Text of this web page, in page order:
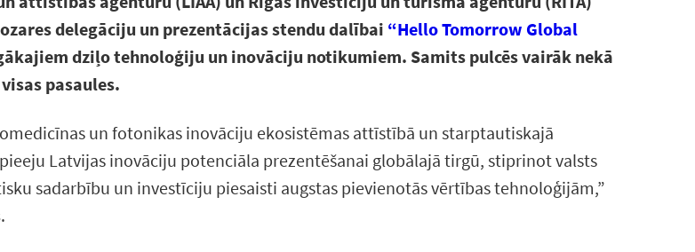
delegāciju un prezentācijas stendu dalībai “Hello Tomorrow Global
dziļo tehnoloģiju un inovāciju notikumiem. Samits pulcēs vairāk nekā
pasaules.
un fotonikas inovāciju ekosistēmas attīstībā un starptautiskajā
Latvijas inovāciju potenciāla prezentēšanai globālajā tirgū, stiprinot valsts
sadarbību un investīciju piesaisti augstas pievienotās vērtības tehnoloģijām,”
.